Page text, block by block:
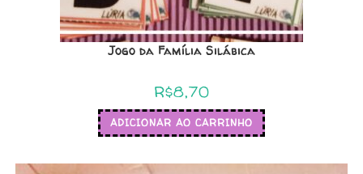
Jogo da Família Silábica
R$8,70
ADICIONAR AO CARRINHO